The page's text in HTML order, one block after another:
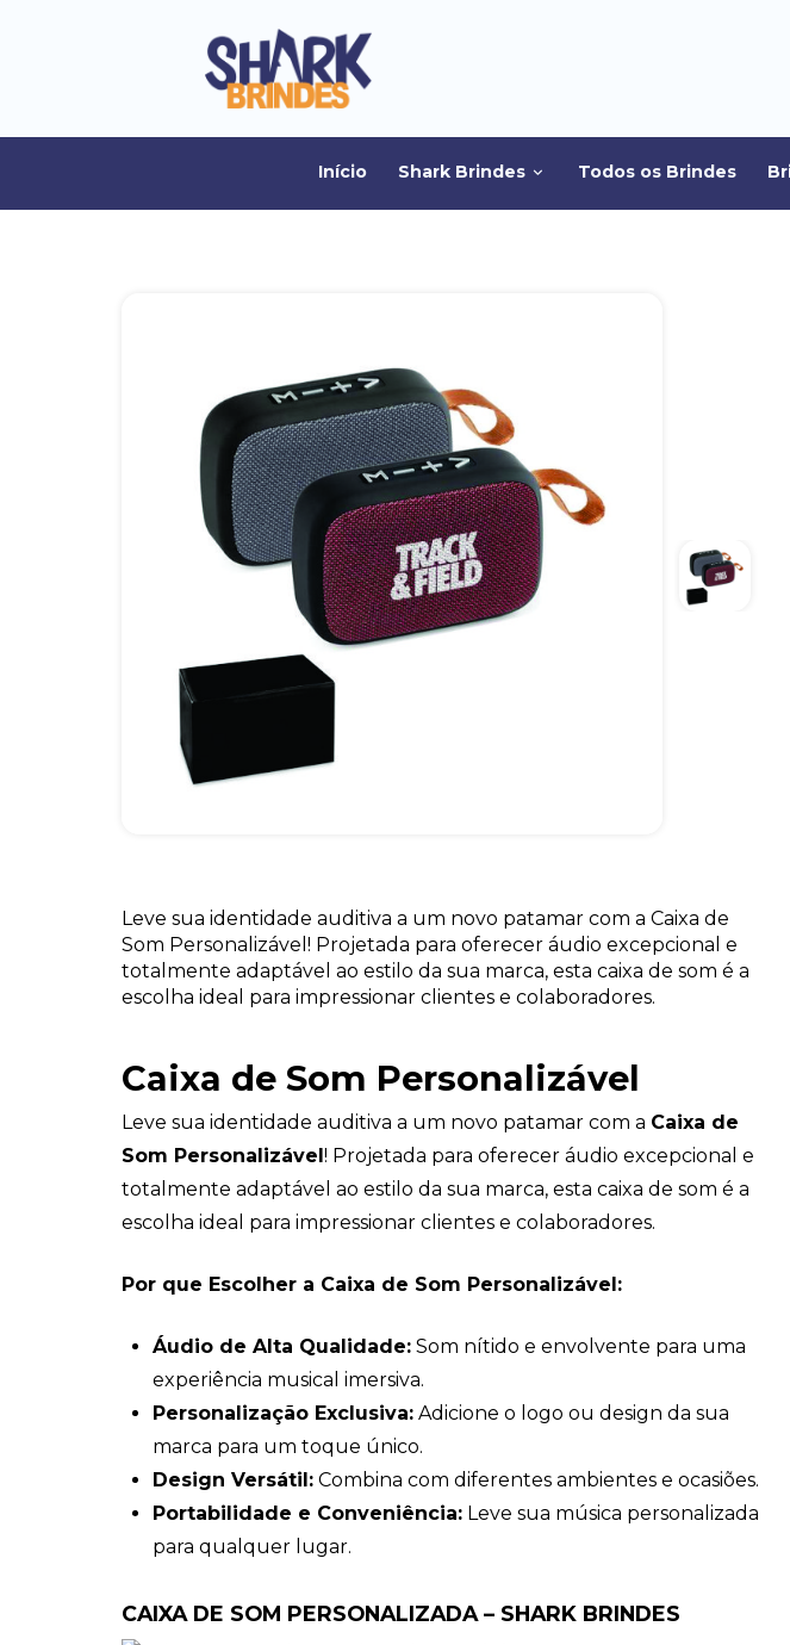
Início Shark Brindes Todos os Brindes
Leve sua identidade auditiva a um novo patamar com a Caixa de
Som Personalizável! Projetada para oferecer áudio excepcional e
totalmente adaptável ao estilo da sua marca, esta caixa de som é a
escolha ideal para impressionar clientes e colaboradores.
Caixa de Som Personalizável
Leve sua identidade auditiva a um novo patamar com a Caixa de
Som Personalizável! Projetada para oferecer áudio excepcional e
totalmente adaptável ao estilo da sua marca, esta caixa de som é a
escolha ideal para impressionar clientes e colaboradores.
Por que Escolher a Caixa de Som Personalizável:
Áudio de Alta Qualidade: Som nítido e envolvente para uma
experiência musical imersiva.
Personalização Exclusiva: Adicione o logo ou design da sua
marca para um toque único.
Design Versátil: Combina com diferentes ambientes e ocasiões.
Portabilidade e Conveniência: Leve sua música personalizada
para qualquer lugar.
CAIXA DE SOM PERSONALIZADA – SHARK BRINDESSHARK